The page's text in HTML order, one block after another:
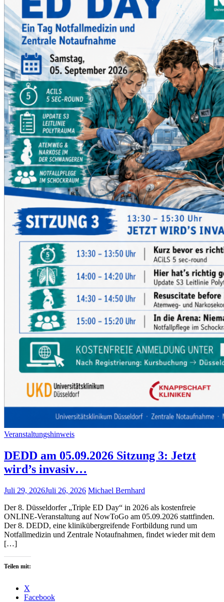
Veranstaltungshinweis
DEDD am 05.09.2026 Sitzung 3: Jetzt
wird’s invasiv…
Juli 29, 2026Juli 26, 2026 Michael Bernhard
Der 8. Düsseldorfer „Triple ED Day“ in 2026 als kostenfreie
ONLINE-Veranstaltung auf NowToGo am 05.09.2026 stattfinden.
Der 8. DEDD, eine klinikübergreifende Fortbildung rund um
Notfallmedizin und Zentrale Notaufnahmen, findet wieder mit dem
[…]
Teilen mit:
X
Facebook